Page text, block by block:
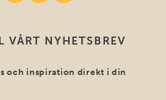
VÅRT NYHETSBREV
och inspiration direkt i din